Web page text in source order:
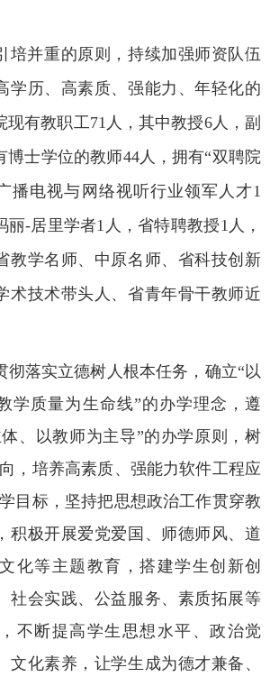
培并重的原则，持续加强师资队伍
学历、高素质、强能力、年轻化的
现有教职工71 人，其中教授6人，副
博士学位的教师44人，拥有“双聘院
播电视与网络视听行业领军人才1
丽-居里学者1 人，省特聘教授1 人，
教学名师、中原名师、省科技创新
术技术带头人、省青年骨干教师近
彻落实立德树人根本任务，确立“以
学质量为生命线”的办学理念，遵
、以教师为主导”的办学原则，树
，培养高素质、强能力软件工程应
目标，坚持把思想政治工作贯穿教
积极开展爱党爱国、师德师风、道
化等主题教育，搭建学生创新创
社会实践、公益服务、素质拓展等
不断提高学生思想水平、政治觉
文化素养，让学生成为德才兼备、